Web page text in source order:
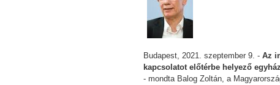
Budapest, 2021. szeptember 9. -Az
kapcsolatot előtérbe helyező
- mondta Balog Zoltán, a